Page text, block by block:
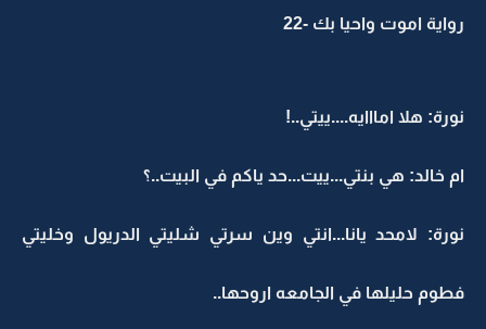
رواية اموت واحيا بك -22
نورة: هلا امااايه....ييتي..!
ام خالد: هي بنتي...ييت...حد ياكم في البيت..؟
نورة: لامحد يانا...انتي وين سرتي شليتي الدريول وخليتي
فطوم حليلها في الجامعه اروحها..